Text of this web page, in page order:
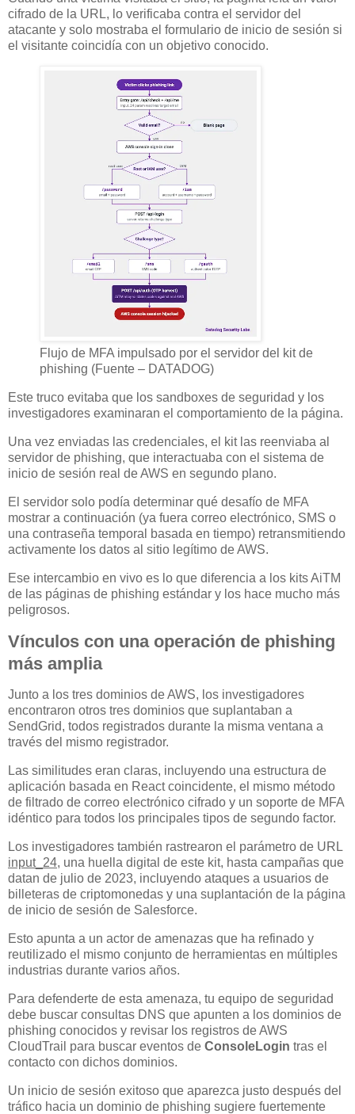
cifrado de la URL, lo verificaba contra el servidor del
atacante y solo mostraba el formulario de inicio de sesión si
el visitante coincidía con un objetivo conocido.
Flujo de MFA impulsado por el servidor del kit de
phishing (Fuente – DATADOG)
Este truco evitaba que los sandboxes de seguridad y los
investigadores examinaran el comportamiento de la página.
Una vez enviadas las credenciales, el kit las reenviaba al
servidor de phishing, que interactuaba con el sistema de
inicio de sesión real de AWS en segundo plano.
El servidor solo podía determinar qué desafío de MFA
mostrar a continuación (ya fuera correo electrónico, SMS o
una contraseña temporal basada en tiempo) retransmitiendo
activamente los datos al sitio legítimo de AWS.
Ese intercambio en vivo es lo que diferencia a los kits AiTM
de las páginas de phishing estándar y los hace mucho más
peligrosos.
Vínculos con una operación de phishing
más amplia
Junto a los tres dominios de AWS, los investigadores
encontraron otros tres dominios que suplantaban a
SendGrid, todos registrados durante la misma ventana a
través del mismo registrador.
Las similitudes eran claras, incluyendo una estructura de
aplicación basada en React coincidente, el mismo método
de filtrado de correo electrónico cifrado y un soporte de MFA
idéntico para todos los principales tipos de segundo factor.
Los investigadores también rastrearon el parámetro de URL
input_24, una huella digital de este kit, hasta campañas que
datan de julio de 2023, incluyendo ataques a usuarios de
billeteras de criptomonedas y una suplantación de la página
de inicio de sesión de Salesforce.
Esto apunta a un actor de amenazas que ha refinado y
reutilizado el mismo conjunto de herramientas en múltiples
industrias durante varios años.
Para defenderte de esta amenaza, tu equipo de seguridad
debe buscar consultas DNS que apunten a los dominios de
phishing conocidos y revisar los registros de AWS
CloudTrail para buscar eventos de ConsoleLogin tras el
contacto con dichos dominios.
Un inicio de sesión exitoso que aparezca justo después del
tráfico hacia un dominio de phishing sugiere fuertemente